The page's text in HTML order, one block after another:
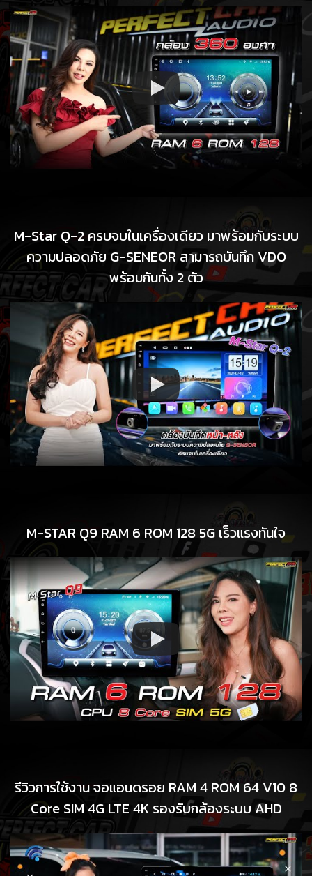
M-Star Q-2 ครบจบในเครื่องเดียว มาพร้อมกับระบบ
ความปลอดภัย G-SENEOR สามารถบันทึก VDO
พร้อมกันทั้ง 2 ตัว
M-STAR Q9 RAM 6 ROM 128 5G เร็วแรงทันใจ
รีวิวการใช้งาน จอแอนดรอย RAM 4 ROM 64 V10 8
Core SIM 4G LTE 4K รองรับกล้องระบบ AHD